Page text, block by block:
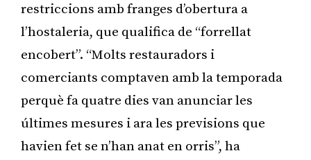
restriccions amb franges d’obertura a
l’hostaleria, que qualifica de “forrellat
encobert”. “Molts restauradors i
comerciants comptaven amb la temporada
perquè fa quatre dies van anunciar les
últimes mesures i ara les previsions que
havien fet se n’han anat en orris”, ha